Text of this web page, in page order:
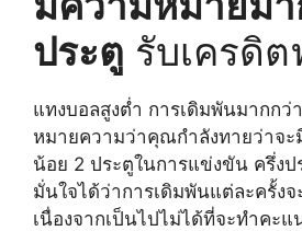
ประตู รับเครดิ
แทงบอลสูงต่ำ การเดิมพันมากกว่
หมายความว่าคุณกำลังทายว่าจะ
น้อย 2 ประตูในการแข่งขัน ครึ่งป
มั่นใจได้ว่าการเดิมพันแต่ละครั้ง
เนื่องจากเป็นไปไม่ได้ที่จะทำคะ